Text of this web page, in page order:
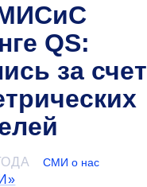
QS:
за счет
СМИ о нас